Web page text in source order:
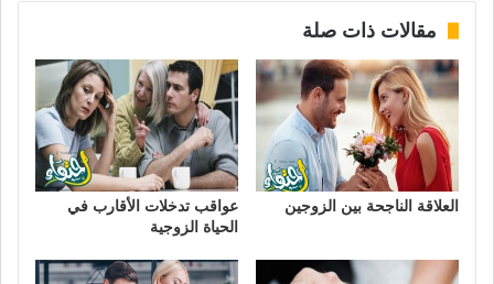
مقالات ذات صلة
العلاقة الناجحة بين الزوجين
عواقب تدخلات الأقارب في
الحياة الزوجية